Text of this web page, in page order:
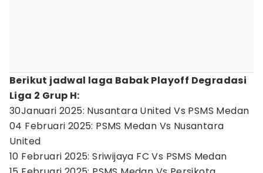
Berikut jadwal laga Babak Playoff Degradasi
Liga 2 Grup H:
30Januari 2025: Nusantara United Vs PSMS Medan
04 Februari 2025: PSMS Medan Vs Nusantara
United
10 Februari 2025: Sriwijaya FC Vs PSMS Medan